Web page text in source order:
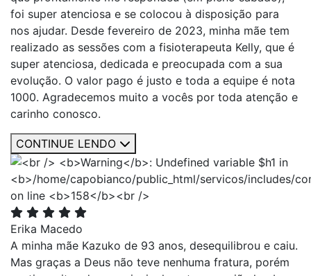
foi super atenciosa e se colocou à disposição para
nos ajudar. Desde fevereiro de 2023, minha mãe tem
realizado as sessões com a fisioterapeuta Kelly, que é
super atenciosa, dedicada e preocupada com a sua
evolução. O valor pago é justo e toda a equipe é nota
1000. Agradecemos muito a vocês por toda atenção e
carinho conosco.
CONTINUE LENDO
Erika Macedo
A minha mãe Kazuko de 93 anos, desequilibrou e caiu.
Mas graças a Deus não teve nenhuma fratura, porém